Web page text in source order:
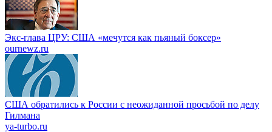
Экс-глава ЦРУ: США «мечутся как пьяный боксер»
ournewz.ru
США обратились к России с неожиданной просьбой по делу
Гилмана
ya-turbo.ru